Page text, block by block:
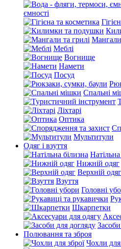
ємності
Мангали
Меблі
Вогнище
Намети
Посуд
Спальні
Ліхтарі
Оптика
Мультитули
Одяг і взуття
Нижній одяг
Верхній одяг
Взуття
Головні
Шкарпетки
Полювання та зброя
Чохли для